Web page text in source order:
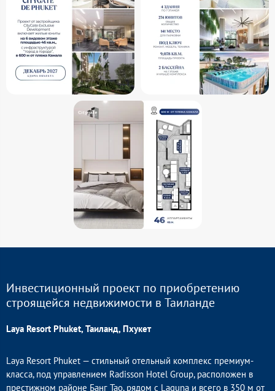
Инвестиционный проект по приобретению
строящейся недвижимости в Таиланде
Laya Resort Phuket, Таиланд, Пхукет
Laya Resort Phuket — стильный отельный комплекс премиум-
класса, под управлением Radisson Hotel Group, расположен в
престижном районе Банг Тао, рядом с Laguna и всего в 350 м от